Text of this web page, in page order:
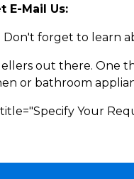
E-Mail Us:
Don't forget to learn
out there. One
or bathroom
Your